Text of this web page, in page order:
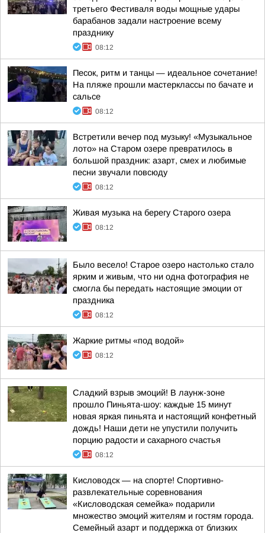
третьего Фестиваля воды мощные удары
барабанов задали настроение всему
празднику
08:12
Песок, ритм и танцы — идеальное сочетание!
На пляже прошли мастерклассы по бачате и
сальсе
08:12
Встретили вечер под музыку! «Музыкальное
лото» на Старом озере превратилось в
большой праздник: азарт, смех и любимые
песни звучали повсюду
08:12
Живая музыка на берегу Старого озера
08:12
Было весело! Старое озеро настолько стало
ярким и живым, что ни одна фотография не
смогла бы передать настоящие эмоции от
праздника
08:12
Жаркие ритмы «под водой»
08:12
Сладкий взрыв эмоций! В лаунж-зоне
прошло Пиньята-шоу: каждые 15 минут
новая яркая пиньята и настоящий конфетный
дождь! Наши дети не упустили получить
порцию радости и сахарного счастья
08:12
Кисловодск — на спорте! Спортивно-
развлекательные соревнования
«Кисловодская семейка» подарили
множество эмоций жителям и гостям города.
Семейный азарт и поддержка от близких